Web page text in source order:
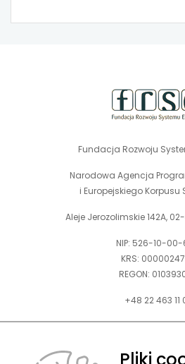
Fundacja Rozwoju
Narodowa Agencja
i Europejskiego Korpusu
Aleje Jerozolimskie 142A,
NIP: 526-10-
KRS:
REGON:
+48 22 463 11
Zapraszamy do kontaktu